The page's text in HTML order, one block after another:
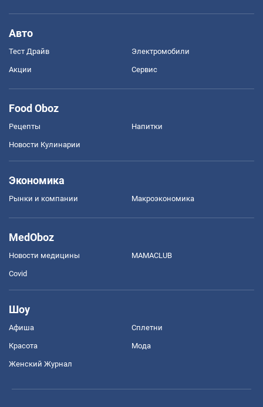
Авто
Тест Драйв Электромобили
Акции Сервис
Food Oboz
Рецепты Напитки
Новости Кулинарии
Экономика
Рынки и компании Mакроэкономика
MedOboz
Новости медицины MAMACLUB
Covid
Шоу
Афиша Сплетни
Красота Мода
Женский Журнал